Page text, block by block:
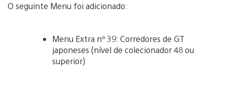
O seguinte Menu foi adicionado:
Menu Extra nº 39: Corredores de GT
japoneses (nível de colecionador 48 ou
superior)